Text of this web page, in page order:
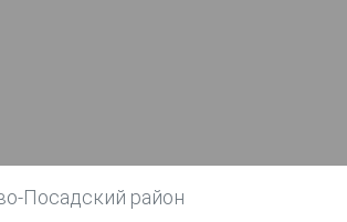
Посадский район